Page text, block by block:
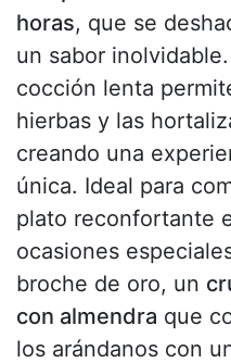
horas, que se
un sabor
cocción lenta
hierbas y las
creando una
única. Ideal para
plato reconfortante
ocasiones
broche de oro, un
con almendra que
los arándanos con